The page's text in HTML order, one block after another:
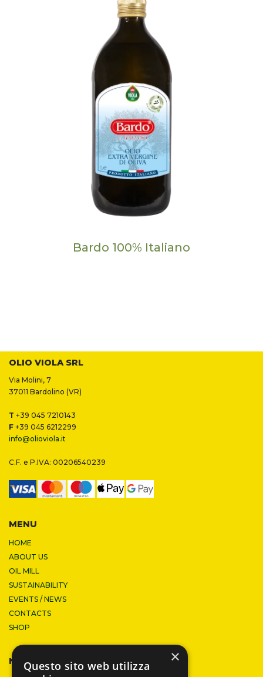
Bardo 100% Italiano
OLIO VIOLA SRL
Via Molini, 7
37011 Bardolino (VR)
T +39 045 7210143
F +39 045 6212299
info@olioviola.it
C.F. e P.IVA: 00206540239
MENU
HOME
ABOUT US
OIL MILL
SUSTAINABILITY
EVENTS / NEWS
CONTACTS
SHOP
NEWSLETTER ×
Questo sito web utilizza